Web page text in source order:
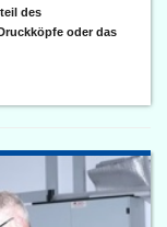
des
oder das